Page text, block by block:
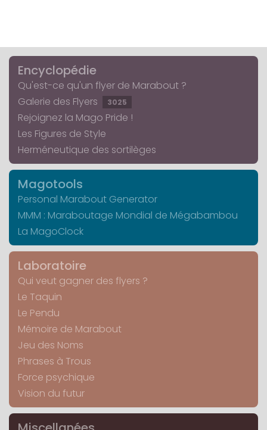
Encyclopédie
Qu'est-ce qu'un flyer de Marabout ?
Galerie des Flyers
3025
Rejoignez la Mago Pride !
Les Figures de Style
Herméneutique des sortilèges
Magotools
Personal Marabout Generator
MMM : Maraboutage Mondial de Mégabambou
La MagoClock
Laboratoire
Qui veut gagner des flyers ?
Le Taquin
Le Pendu
Mémoire de Marabout
Jeu des Noms
Phrases à Trous
Force psychique
Vision du futur